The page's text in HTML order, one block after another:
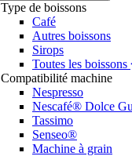
Type de boissons
Café
Autres boissons
Sirops
Toutes les boissons
Compatibilité machine
Nespresso
Nescafé® Dolce
Tassimo
Senseo®
Machine à grain